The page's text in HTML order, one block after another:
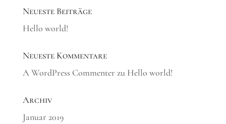
Neueste Beiträge
Hello world!
Neueste Kommentare
A WordPress Commenter zu Hello world!
Archiv
Januar 2019